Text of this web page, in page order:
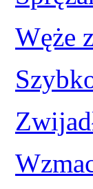
Węże